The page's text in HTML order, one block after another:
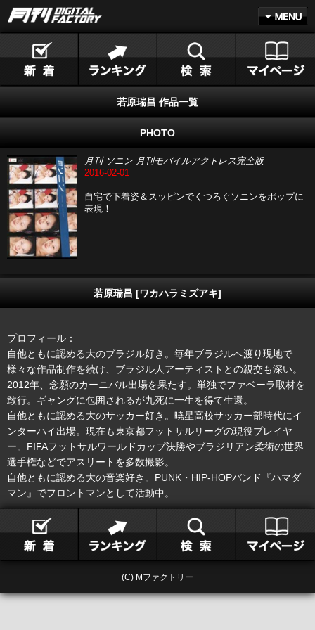
若原瑞昌 作品一覧
PHOTO
月刊 ソニン 月刊モバイルアクトレス完全版
2016-02-01
自宅で下着姿＆スッピンでくつろぐソニンをポップに
表現！
若原瑞昌 [ワカハラミズアキ]
プロフィール：
自他ともに認める大のブラジル好き。毎年ブラジルへ渡り現地で
様々な作品制作を続け、ブラジル人アーティストとの親交も深い。
2012年、念願のカーニバル出場を果たす。単独でファベーラ取材を
敢行。ギャングに包囲されるが九死に一生を得て生還。
自他ともに認める大のサッカー好き。暁星高校サッカー部時代にイ
ンターハイ出場。現在も東京都フットサルリーグの現役プレイヤ
ー。FIFAフットサルワールドカップ決勝やブラジリアン柔術の世界
選手権などでアスリートを多数撮影。
自他ともに認める大の音楽好き。PUNK・HIP-HOPバンド『ハマダ
マン』でフロントマンとして活動中。
(C) Mファクトリー